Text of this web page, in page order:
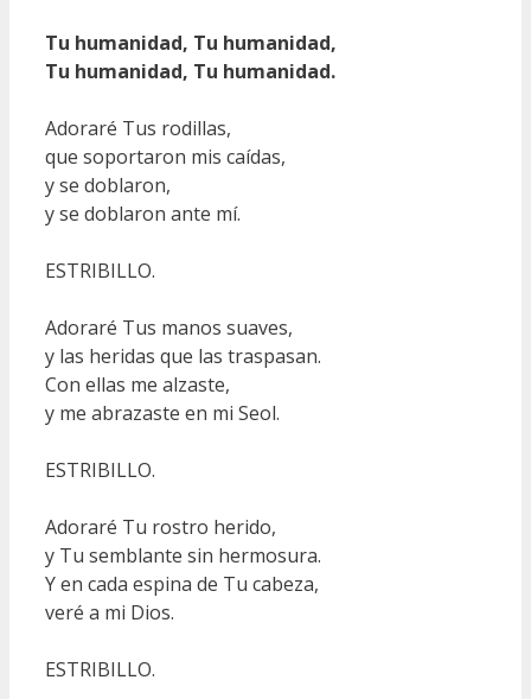
Tu humanidad, Tu humanidad,
Tu humanidad, Tu humanidad.
Adoraré Tus rodillas,
que soportaron mis caídas,
y se doblaron,
y se doblaron ante mí.
ESTRIBILLO.
Adoraré Tus manos suaves,
y las heridas que las traspasan.
Con ellas me alzaste,
y me abrazaste en mi Seol.
ESTRIBILLO.
Adoraré Tu rostro herido,
y Tu semblante sin hermosura.
Y en cada espina de Tu cabeza,
veré a mi Dios.
ESTRIBILLO.